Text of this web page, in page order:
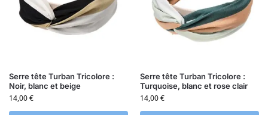
Serre tête Turban Tricolore :
Noir, blanc et beige
14,00€
Serre tête Turban Tricolore :
Turquoise, blanc et rose clair
14,00€